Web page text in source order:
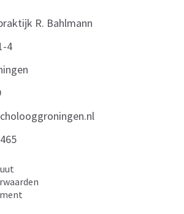
R. Bahlmann
4